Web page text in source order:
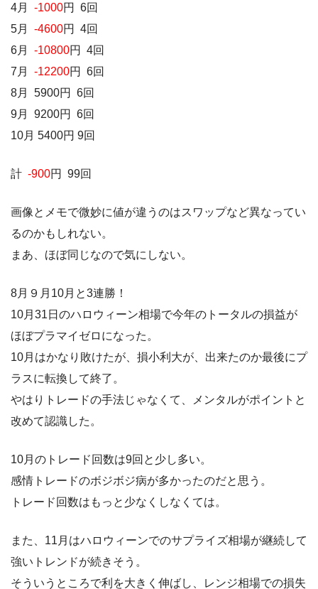
4月 -1000円 6回
5月 -4600円 4回
6月 -10800円 4回
7月 -12200円 6回
8月 5900円 6回
9月 9200円 6回
10月 5400円 9回
計 -900円 99回
画像とメモで微妙に値が違うのはスワップなど異なってい
るのかもしれない。
まあ、ほぼ同じなので気にしない。
8月９月10月と3連勝！
10月31日のハロウィーン相場で今年のトータルの損益が
ほぼプラマイゼロになった。
10月はかなり敗けたが、損小利大が、出来たのか最後にプ
ラスに転換して終了。
やはりトレードの手法じゃなくて、メンタルがポイントと
改めて認識した。
10月のトレード回数は9回と少し多い。
感情トレードのボジボジ病が多かったのだと思う。
トレード回数はもっと少なくしなくては。
また、11月はハロウィーンでのサプライズ相場が継続して
強いトレンドが続きそう。
そういうところで利を大きく伸ばし、レンジ相場での損失